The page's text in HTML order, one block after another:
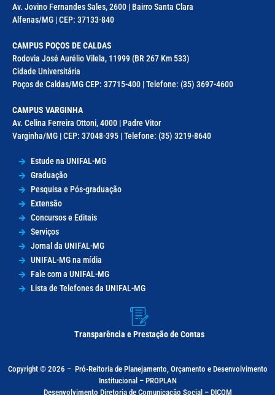
Av. Jovino Fernandes Sales, 2600 | Bairro Santa Clara
Alfenas/MG | CEP: 37133-840
CAMPUS POÇOS DE CALDAS
Rodovia José Aurélio Vilela, 11999 (BR 267 Km 533)
Cidade Universitária
Poços de Caldas/MG CEP: 37715-400 | Telefone: (35) 3697-4600
CAMPUS VARGINHA
Av. Celina Ferreira Ottoni, 4000 | Padre Vitor
Varginha/MG | CEP: 37048-395 | Telefone: (35) 3219-8640
Estude na UNIFAL-MG
Graduação
Pesquisa e Pós-graduação
Extensão
Concursos e Editais
Serviços
Jornal da UNIFAL-MG
UNIFAL-MG na mídia
Fale com a UNIFAL-MG
Lista de Telefones da UNIFAL-MG
Transparência e Prestação de Contas
Copyright © 2026 – Pró-Reitoria de Planejamento, Orçamento e Desenvolvimento
Institucional – PROPLAN
Desenvolvimento Diretoria de Comunicação Social – DICOM